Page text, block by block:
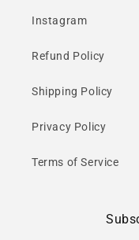
Instagram
Refund Policy
Shipping Policy
Privacy Policy
Terms of Service